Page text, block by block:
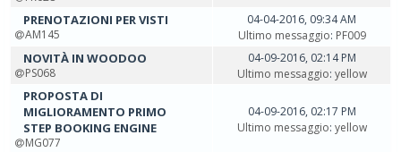
PRENOTAZIONI PER VISTI
AM145
04-04-2016, 09:34 AM
Ultimo messaggio: PF009
NOVITÀ IN WOODOO
PS068
04-09-2016, 02:14 PM
Ultimo messaggio: yellow
PROPOSTA DI
MIGLIORAMENTO PRIMO
STEP BOOKING ENGINE
MG077
04-09-2016, 02:17 PM
Ultimo messaggio: yellow